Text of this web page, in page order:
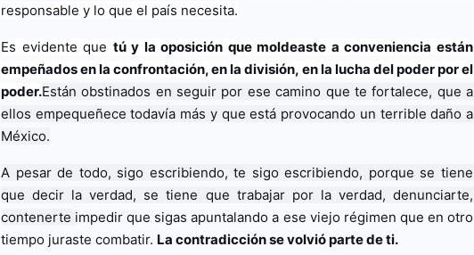
responsable y lo que el país necesita.
Es evidente que tú y la oposición que moldeaste a conveniencia están
empeñados en la confrontación, en la división, en la lucha del poder por el
poder.Están obstinados en seguir por ese camino que te fortalece, que a
ellos empequeñece todavía más y que está provocando un terrible daño a
México.
A pesar de todo, sigo escribiendo, te sigo escribiendo, porque se tiene
que decir la verdad, se tiene que trabajar por la verdad, denunciarte,
contenerte impedir que sigas apuntalando a ese viejo régimen que en otro
tiempo juraste combatir. La contradicción se volvió parte de ti.